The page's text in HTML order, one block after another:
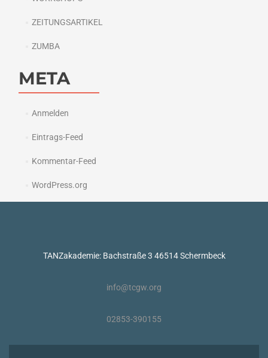
ZEITUNGSARTIKEL
ZUMBA
META
Anmelden
Eintrags-Feed
Kommentar-Feed
WordPress.org
TANZakademie: Bachstraße 3 46514 Schermbeck
info@tcgw.org
02853-390155